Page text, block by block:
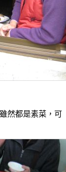
然都是素菜，可